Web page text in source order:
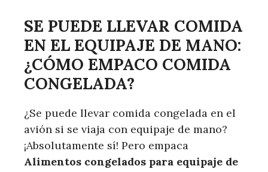
SE PUEDE LLEVAR COMIDA
EN EL EQUIPAJE DE MANO:
¿CÓMO EMPACO COMIDA
CONGELADA?
¿Se puede llevar comida congelada en el
avión si se viaja con equipaje de mano?
¡Absolutamente sí! Pero empaca
Alimentos congelados para equipaje de